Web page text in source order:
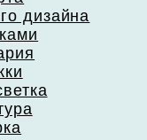
дизайна